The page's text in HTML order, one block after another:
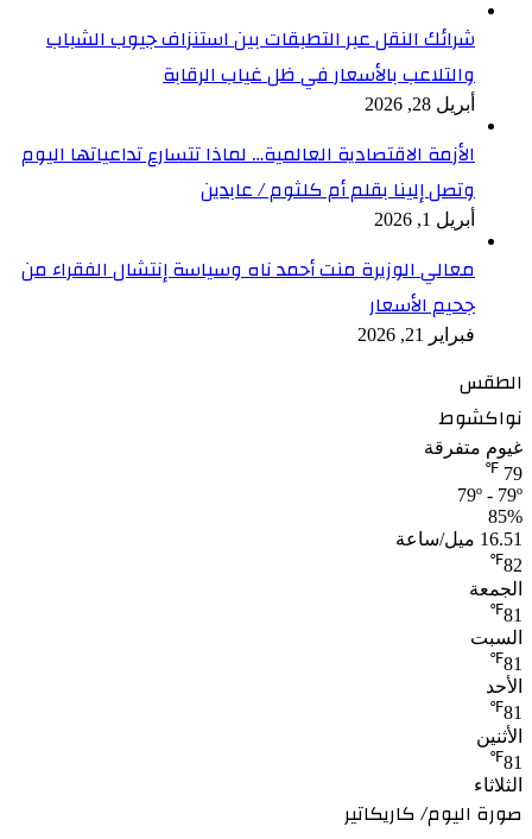
شرائك النقل عبر التطبقات بين استنزاف جيوب الشباب
والتلاعب بالأسعار في ظل غياب الرقابة
أبريل 28, 2026
الأزمة الاقتصادية العالمية… لماذا تتسارع تداعياتها اليوم
وتصل إلينا بقلم أم كلثوم / عابدين
أبريل 1, 2026
معالي الوزيرة منت أحمد ناه وسياسة إنتشال الفقراء من
جحيم الأسعار
فبراير 21, 2026
الطقس
نواكشوط
غيوم متفرقة
79
℉
79º - 79º
85%
16.51 ميل/ساعة
82
℉
الجمعة
81
℉
السبت
81
℉
الأحد
81
℉
الأثنين
81
℉
الثلاثاء
صورة اليوم/ كاريكاتير